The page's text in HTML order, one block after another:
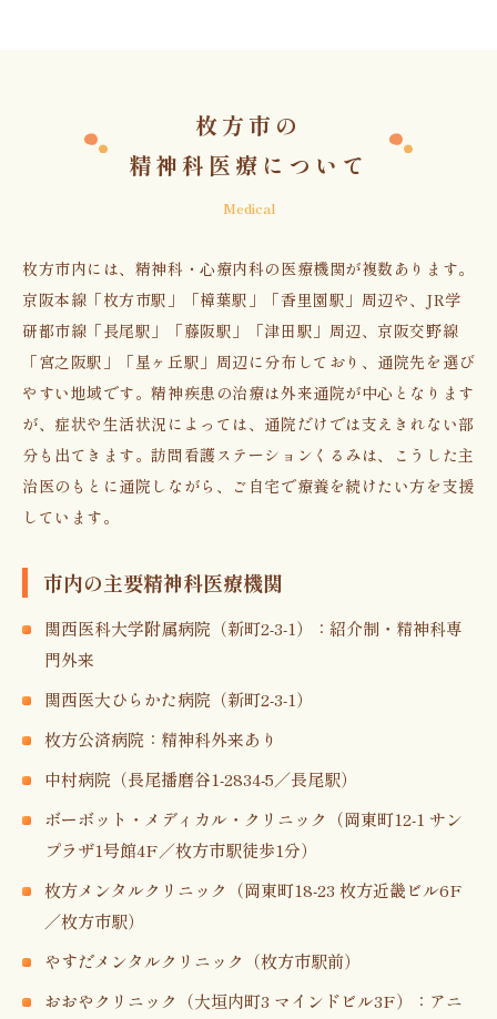
枚方市の
精神科医療について
Medical
枚方市内には、精神科・心療内科の医療機関が複数あります。
京阪本線「枚方市駅」「樟葉駅」「香里園駅」周辺や、JR学
研都市線「長尾駅」「藤阪駅」「津田駅」周辺、京阪交野線
「宮之阪駅」「星ヶ丘駅」周辺に分布しており、通院先を選び
やすい地域です。精神疾患の治療は外来通院が中心となります
が、症状や生活状況によっては、通院だけでは支えきれない部
分も出てきます。訪問看護ステーションくるみは、こうした主
治医のもとに通院しながら、ご自宅で療養を続けたい方を支援
しています。
市内の主要精神科医療機関
関西医科大学附属病院（新町2-3-1）：紹介制・精神科専
門外来
関西医大ひらかた病院（新町2-3-1）
枚方公済病院：精神科外来あり
中村病院（長尾播磨谷1-2834-5／長尾駅）
ボーボット・メディカル・クリニック（岡東町12-1 サン
プラザ1号館4F／枚方市駅徒歩1分）
枚方メンタルクリニック（岡東町18-23 枚方近畿ビル6F
／枚方市駅）
やすだメンタルクリニック（枚方市駅前）
おおやクリニック（大垣内町3 マインドビル3F）：アニ